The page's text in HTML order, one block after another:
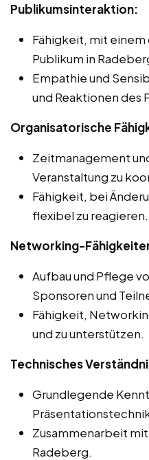
Publikumsinteraktion:
Fähigkeit, mit
Publikum in
Empathie und
und Reaktionen des
Organisatorische
Zeitmanagement
Veranstaltung zu
Fähigkeit, bei
flexibel zu reagieren.
Networking-
Aufbau und Pflege
Sponsoren und
Fähigkeit,
und zu unterstützen.
Technisches
Grundlegende
Zusammenarbeit
Radeberg.